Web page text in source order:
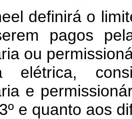
definirá o
pagos
ou
elétrica,
e
e quanto aos